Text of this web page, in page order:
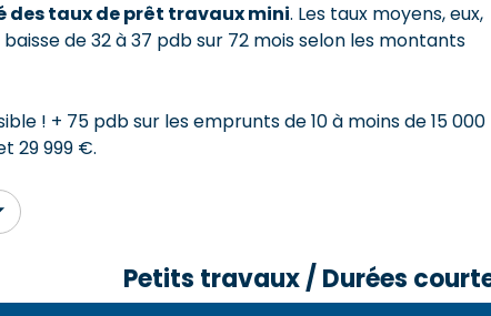
des taux de prêt travaux mini. Les taux moyens, eux,
de 32 à 37 pdb sur 72 mois selon les montants
! + 75 pdb sur les emprunts de 10 à moins de 15
29 999 €.
Petits travaux / Durées